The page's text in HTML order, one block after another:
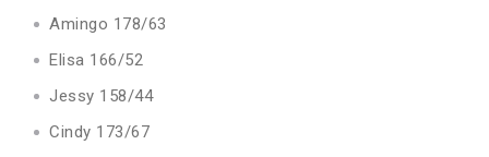
Amingo 178/63
Elisa 166/52
Jessy 158/44
Cindy 173/67